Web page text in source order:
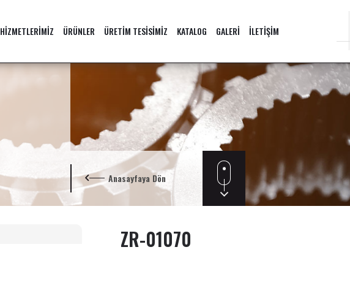
HİZMETLERİMİZ ÜRÜNLER ÜRETİM TESİSİMİZ KATALOG GALERİ İLETİŞİM
Anasayfaya Dön
ZR-01070